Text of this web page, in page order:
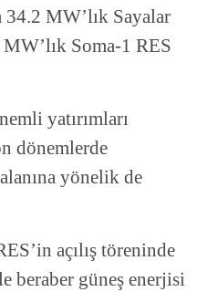
34.2 MW’lık Sayalar
Soma-1 RES
yatırımları
dönemlerde
yönelik de
açılış töreninde
beraber güneş enerjisi